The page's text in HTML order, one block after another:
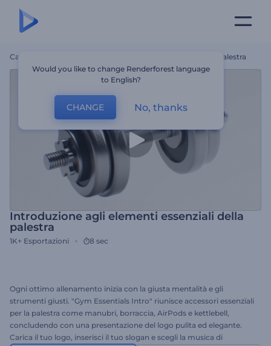
Casa Introduzione Agli Elementi Essenziali Della Palestra
Introduzione agli elementi essenziali della
palestra
1K+ Esportazioni 8 sec
Ogni ottimo allenamento inizia con la giusta mentalità e gli
strumenti giusti. "Gym Essentials Intro" riunisce accessori essenziali
per la palestra come manubri, borraccia, AirPods e kettlebell,
concludendo con una presentazione del logo pulita ed elegante.
Carica il tuo logo, inserisci il tuo slogan e scegli la musica di
Would you like to change Renderforest language
to English?
CHANGE No, thanks